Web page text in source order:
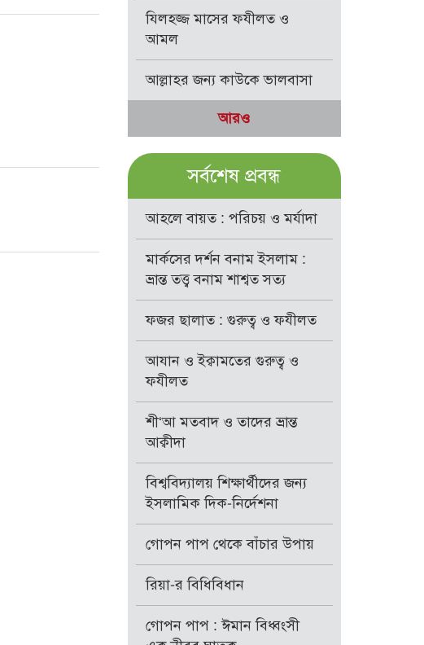
যিলহজ্জ মাসের ফযীলত ও
আমল
আল্লাহর জন্য কাউকে ভালবাসা
আরও
সর্বশেষ প্রবন্ধ
আহলে বায়ত : পরিচয় ও মর্যাদা
মার্কসের দর্শন বনাম ইসলাম :
ভ্রান্ত তত্ত্ব বনাম শাশ্বত সত্য
ফজর ছালাত : গুরুত্ব ও ফযীলত
আযান ও ইক্বামতের গুরুত্ব ও
ফযীলত
শী‘আ মতবাদ ও তাদের ভ্রান্ত
আক্বীদা
বিশ্ববিদ্যালয় শিক্ষার্থীদের জন্য
ইসলামিক দিক-নির্দেশনা
গোপন পাপ থেকে বাঁচার উপায়
রিয়া-র বিধিবিধান
গোপন পাপ : ঈমান বিধ্বংসী